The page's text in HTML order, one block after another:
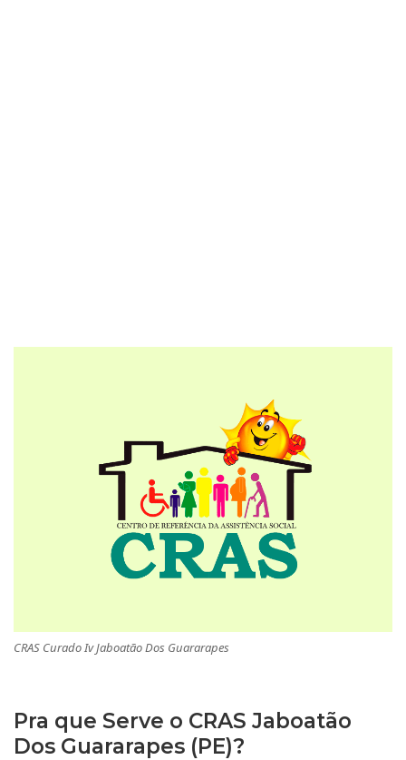
CRAS Curado Iv Jaboatão Dos Guararapes
Pra que Serve o CRAS Jaboatão
Dos Guararapes (PE)?